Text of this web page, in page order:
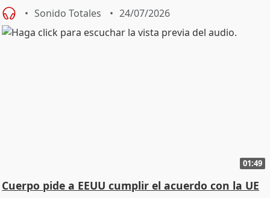
Sonido Totales 24/07/2026
01:49
Cuerpo pide a EEUU cumplir el acuerdo con la UE